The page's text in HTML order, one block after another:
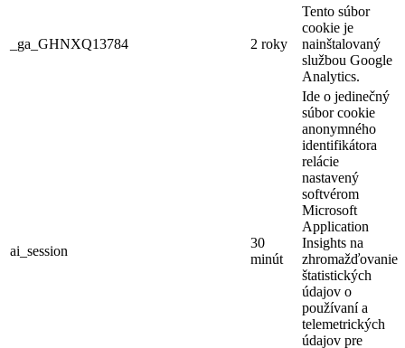
_ga_GHNXQ13784 2 roky
Tento súbor
cookie je
nainštalovaný
službou Google
Analytics.
ai_session
30
minút
Ide o jedinečný
súbor cookie
anonymného
identifikátora
relácie
nastavený
softvérom
Microsoft
Application
Insights na
zhromažďovanie
štatistických
údajov o
používaní a
telemetrických
údajov pre